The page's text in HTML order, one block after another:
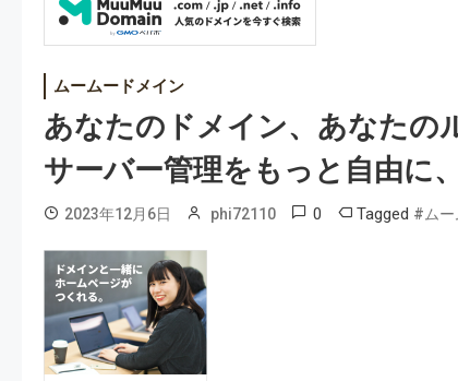
ムームードメイン
あなたのドメイン、あなたの
サーバー管理をもっと自由に
2023年12月6日 phi72110 0 Tagged #ムー